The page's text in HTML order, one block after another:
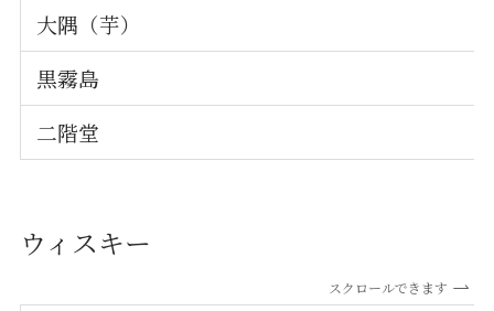
大隅（芋）
黒霧島
二階堂
ウィスキー
スクロールできます